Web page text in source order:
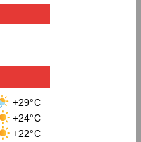
+29°C
+24°C
+22°C